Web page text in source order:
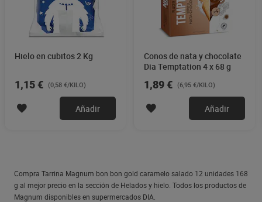
Hielo en cubitos 2 Kg
1,15 € (0,58 €/KILO)
Añadir
Conos de nata y chocolate
Dia Temptation 4 x 68 g
1,89 € (6,95 €/KILO)
Añadir
Compra Tarrina Magnum bon bon gold caramelo salado 12 unidades 168
g al mejor precio en la sección de Helados y hielo. Todos los productos de
Magnum disponibles en supermercados DIA.